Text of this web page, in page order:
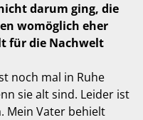
darum ging, die
womöglich eher
für die Nachwelt
noch mal in Ruhe
sie alt sind. Leider ist
Mein Vater behielt